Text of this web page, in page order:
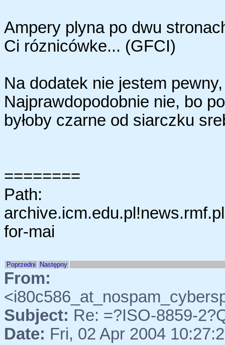
Ampery plyna po dwu
Ci róznicówke... (GFCI)
Na dodatek nie jestem
Najprawdopodobnie nie, bo
byłoby czarne od siarczku
========
for-mai
Poprzedni Następny
From:
Subject: Re: =?ISO-8859-
Date: Fri, 02 Apr 2004